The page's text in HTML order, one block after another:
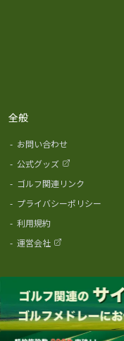
全般
- お問い合わせ
- 公式グッズ
- ゴルフ関連リンク
- プライバシーポリシー
- 利用規約
- 運営会社